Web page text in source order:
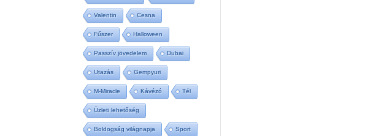
Valentin Cesna
Fűszer Halloween
Passzív jövedelem Dubai
Utazás Gempyuri
M-Miracle Kávézó Tél
Üzleti lehetőség
Boldogság világnapja Sport